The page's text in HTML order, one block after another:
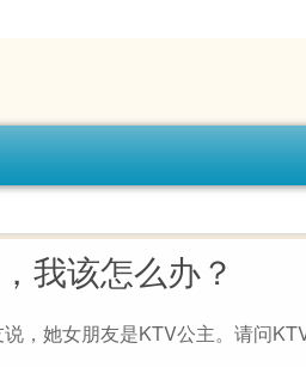
我该怎么办？
，她女朋友是KTV公主。请问